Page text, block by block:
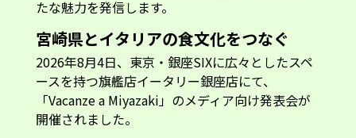
たな魅力を発信します。
宮崎県とイタリアの食文化をつなぐ
2026年8月4日、東京・銀座SIXに広々としたスペ
ースを持つ旗艦店イータリー銀座店にて、
「Vacanze a Miyazaki」のメディア向け発表会が
開催されました。